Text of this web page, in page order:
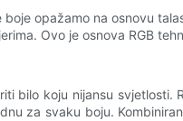
opažamo na osnovu
Ovo je osnova RGB
bilo koju nijansu svjetlosti.
za svaku boju.